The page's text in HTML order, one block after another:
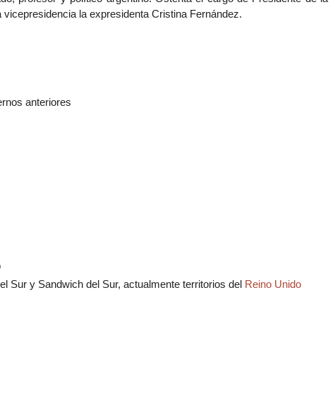
vicepresidencia la expresidenta Cristina Fernández.
anteriores
Sur y Sandwich del Sur, actualmente territorios del Reino Unido